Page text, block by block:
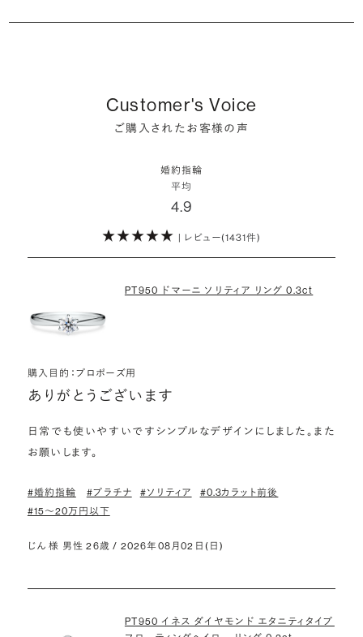
ダイヤモンド供給元のデータと直接繋がる独自の検索画面で、品質を
機関が発行した鑑定書が付き、品質が保証されます。
・メレダイヤモンドまでブライダル品質
婚約指輪にさらなる華やかさを添える小ぶりなダイヤモンドも、一般的
わたしたちのダイヤモンドについて
詳しくはこちら
検討していただければと思います。
※データ出典：結婚マーケット調査2025
しかし、サプライズで贈り贈られるのも、やはり素敵な経験。ブリリアン
ぜひお二人らしいスタイルを見つけてみてください。
Customer's Voice
ご購入されたお客様の声
婚約指輪
平均
4.9
| レビュー(1431件)
PT950 ドマーニ ソリティア リング 0.3ct
購入目的：プロポーズ用
ありがとうございます
日常でも使いやすいですシンプルなデザインにしました。また
お願いします。
#婚約指輪 #プラチナ #ソリティア
#0.3カラット前後
#15〜20万円以下
じん 様 男性 26歳 / 2026年08月02日(日)
PT950 イネス ダイヤモンド エタニティタイプ